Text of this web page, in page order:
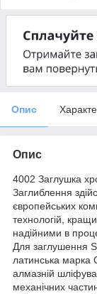
Опис
Опис
4002 Заглушка
Заглиблення
європейських
технологій,
надійними в
Для заглушення
латинська марка
алмазній
механічних